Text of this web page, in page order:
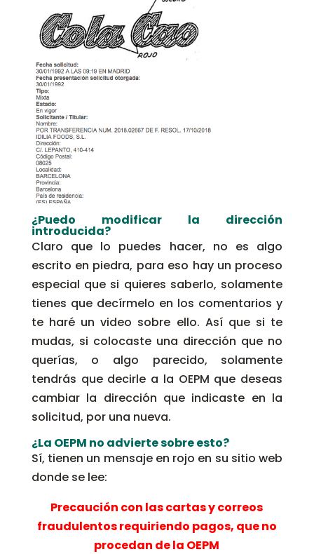
¿Puedo modificar la dirección
introducida?
Claro que lo puedes hacer, no es algo
escrito en piedra, para eso hay un proceso
especial que si quieres saberlo, solamente
tienes que decírmelo en los comentarios y
te haré un video sobre ello. Así que si te
mudas, si colocaste una dirección que no
querías, o algo parecido, solamente
tendrás que decirle a la OEPM que deseas
cambiar la dirección que indicaste en la
solicitud, por una nueva.
¿La OEPM no advierte sobre esto?
Sí, tienen un mensaje en rojo en su sitio web
donde se lee:
Precaución con las cartas y correos
fraudulentos requiriendo pagos, que no
procedan de la OEPM